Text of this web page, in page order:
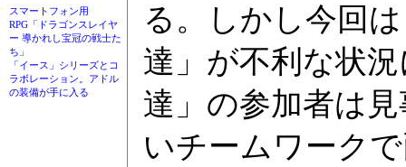
スマートフォン用
RPG「ドラゴンスレイヤ
ー 導かれし宝冠の戦士た
ち」
「イース」シリーズとコ
ラボレーション。アドル
の装備が手に入る
る。しかし今回
達」が不利な状
達」の参加者は
いチームワーク